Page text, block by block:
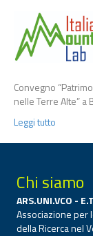
Convegno
nelle Terre Alte”
Leggi tutto
Chi siamo
ARS.UNI.VCO -
Associazione per
della Ricerca nel